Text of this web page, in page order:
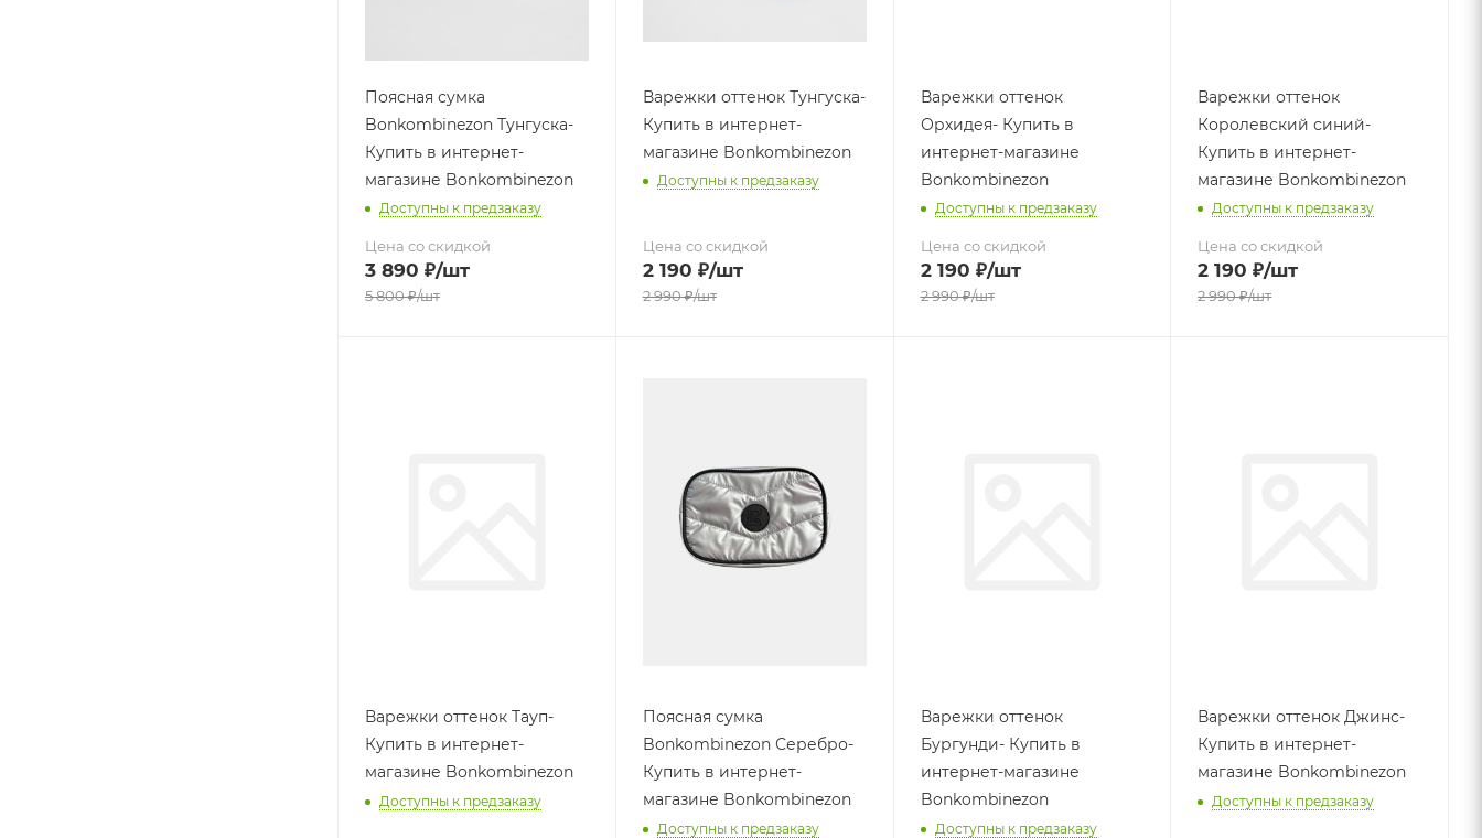
Поясная сумка
Bonkombinezon Тунгуска-
Купить в интернет-
магазине Bonkombinezon
Доступны к предзаказу
Цена со скидкой
3 890 ₽/шт
5 800₽/шт
Варежки оттенок Тунгуска-
Купить в интернет-
магазине Bonkombinezon
Доступны к предзаказу
Цена со скидкой
2 190 ₽/шт
2 990₽/шт
Варежки оттенок
Орхидея- Купить в
интернет-магазине
Bonkombinezon
Доступны к предзаказу
Цена со скидкой
2 190 ₽/шт
2 990₽/шт
Варежки оттенок
Королевский синий-
Купить в интернет-
магазине Bonkombinezon
Доступны к предзаказу
Цена со скидкой
2 190 ₽/шт
2 990₽/шт
Варежки оттенок Тауп-
Купить в интернет-
магазине Bonkombinezon
Доступны к предзаказу
Поясная сумка
Bonkombinezon Серебро-
Купить в интернет-
магазине Bonkombinezon
Доступны к предзаказу
Варежки оттенок
Бургунди- Купить в
интернет-магазине
Bonkombinezon
Доступны к предзаказу
Варежки оттенок Джинс-
Купить в интернет-
магазине Bonkombinezon
Доступны к предзаказу